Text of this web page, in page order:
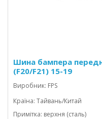
Шина бампера
(F20/F21) 15-19
Виробник: FPS
Країна: Тайвань/Китай
Примітка: верхня (сталь)